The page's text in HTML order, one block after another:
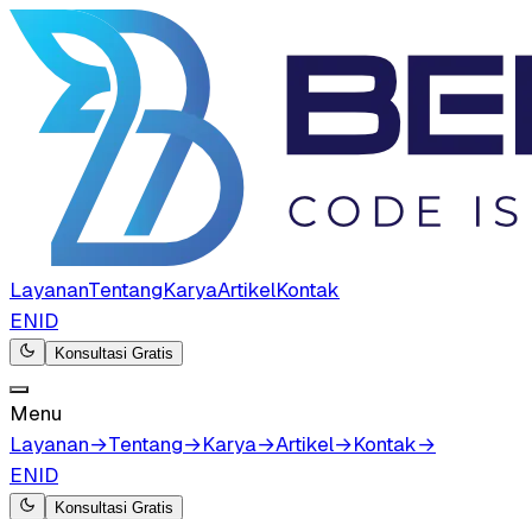
LayananTentangKaryaArtikelKontak
ENID
Konsultasi Gratis
Menu
Layanan→Tentang→Karya→Artikel→Kontak→
ENID
Konsultasi Gratis